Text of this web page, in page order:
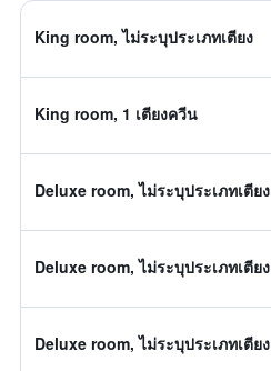
King room, ไม่ระบุประเภทเตียง
King room, 1 เตียงควีน
Deluxe room, ไม่ระบุประเภทเตียง
Deluxe room, ไม่ระบุประเภทเตียง
Deluxe room, ไม่ระบุประเภทเตียง